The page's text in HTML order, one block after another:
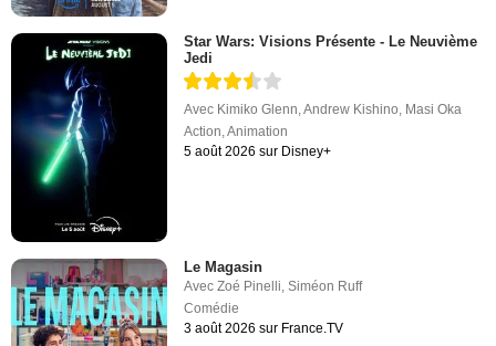
Star Wars: Visions Présente - Le Neuvième
Jedi
Avec Kimiko Glenn,Andrew Kishino, Masi Oka
Action,Animation
5 août 2026 sur Disney+
Le Magasin
AvecZoé Pinelli ,Siméon Ruff
Comédie
3 août 2026 sur France.TV